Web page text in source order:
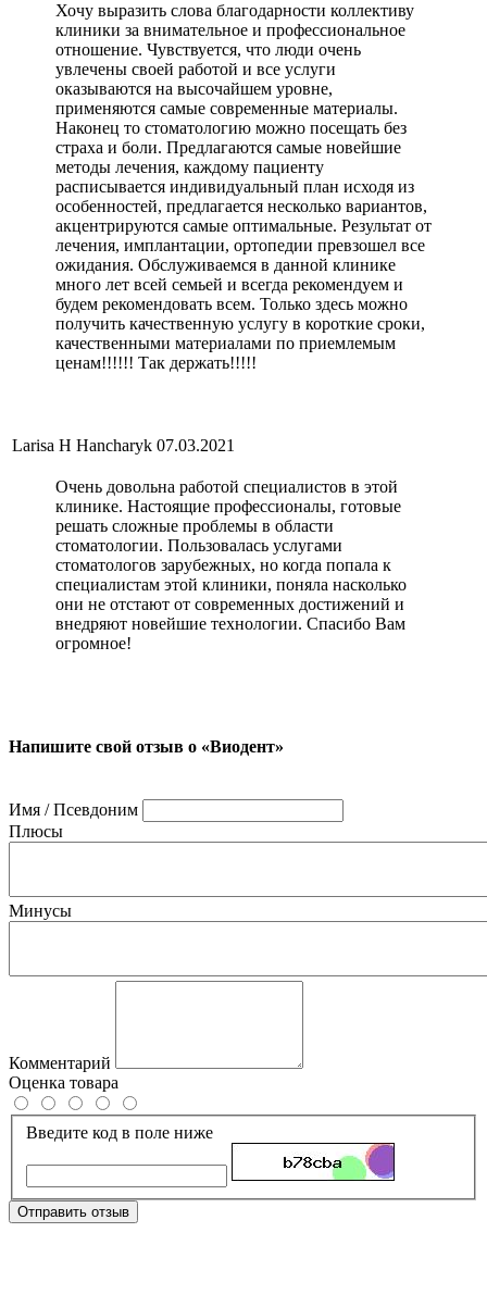
Хочу выразить слова благодарности коллективу
клиники за внимательное и профессиональное
отношение. Чувствуется, что люди очень
увлечены своей работой и все услуги
оказываются на высочайшем уровне,
применяются самые современные материалы.
Наконец то стоматологию можно посещать без
страха и боли. Предлагаются самые новейшие
методы лечения, каждому пациенту
расписывается индивидуальный план исходя из
особенностей, предлагается несколько вариантов,
акцентрируются самые оптимальные. Результат от
лечения, имплантации, ортопедии превзошел все
ожидания. Обслуживаемся в данной клинике
много лет всей семьей и всегда рекомендуем и
будем рекомендовать всем. Только здесь можно
получить качественную услугу в короткие сроки,
качественными материалами по приемлемым
ценам!!!!!! Так держать!!!!!
Larisa H Hancharyk 07.03.2021
Очень довольна работой специалистов в этой
клинике. Настоящие профессионалы, готовые
решать сложные проблемы в области
стоматологии. Пользовалась услугами
стоматологов зарубежных, но когда попала к
специалистам этой клиники, поняла насколько
они не отстают от современных достижений и
внедряют новейшие технологии. Спасибо Вам
огромное!
Напишите свой отзыв о «Виодент»
Имя / Псевдоним
Плюсы
Минусы
Комментарий
Оценка товара
Введите код в поле ниже
Отправить отзыв